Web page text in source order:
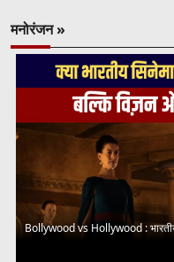
मनोरंजन »
Bollywood vs Hollywood :